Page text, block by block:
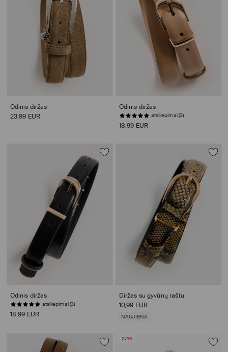
Odinis diržas
23,99 EUR
Odinis diržas
atsiliepimai (3)
18,99 EUR
Odinis diržas
atsiliepimai (3)
18,99 EUR
Diržas su gyvūnų raštu
10,99 EUR
NAUJIENA
-27%